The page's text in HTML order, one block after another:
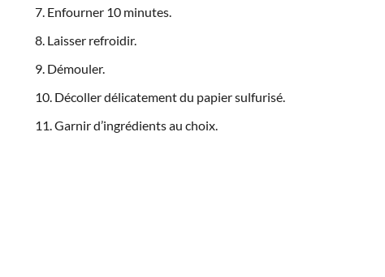
Enfourner 10 minutes.
Laisser refroidir.
Démouler.
Décoller délicatement du papier sulfurisé.
Garnir d’ingrédients au choix.